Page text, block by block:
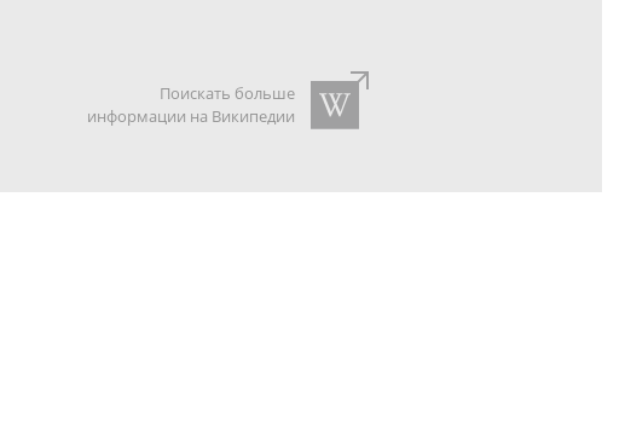
Поискать больше
информации на Википедии